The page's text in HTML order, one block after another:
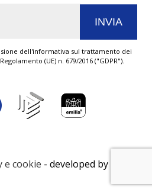
dell'informativa sul trattamento dei
(UE) n. 679/2016 ("GDPR").
e cookie - developed by